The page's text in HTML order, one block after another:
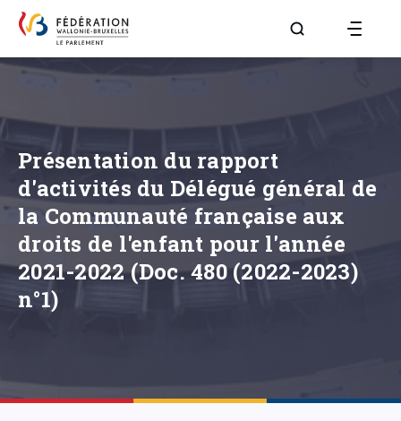
Aller à la page
Présentation du rapport
d'activités du Délégué général de
la Communauté française aux
droits de l'enfant pour l'année
2021-2022 (Doc. 480 (2022-2023)
n°1)